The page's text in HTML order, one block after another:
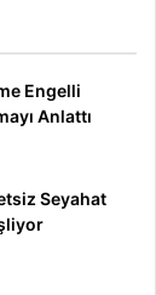
Engelli
Anlattı
Seyahat